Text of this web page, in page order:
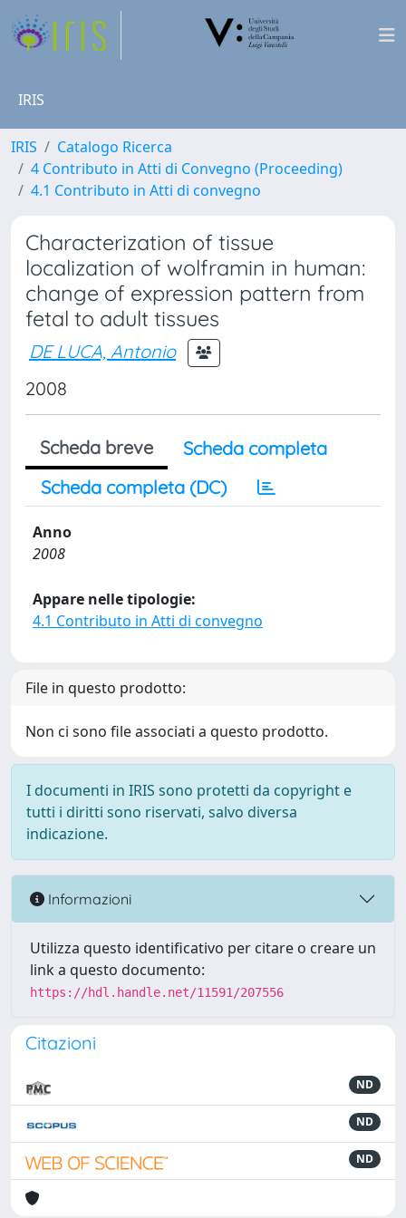
IRIS
IRIS
Catalogo Ricerca
4 Contributo in Atti di Convegno (Proceeding)
4.1 Contributo in Atti di convegno
Characterization of tissue
localization of wolframin in human:
change of expression pattern from
fetal to adult tissues
DE LUCA, Antonio
2008
Scheda breve
Scheda completa
Scheda completa (DC)
Anno
2008
Appare nelle tipologie:
4.1 Contributo in Atti di convegno
File in questo prodotto:
Non ci sono file associati a questo prodotto.
I documenti in IRIS sono protetti da copyright e
tutti i diritti sono riservati, salvo diversa
indicazione.
Informazioni
Utilizza questo identificativo per citare o creare un
link a questo documento:
https://hdl.handle.net/11591/207556
Citazioni
ND
ND
ND